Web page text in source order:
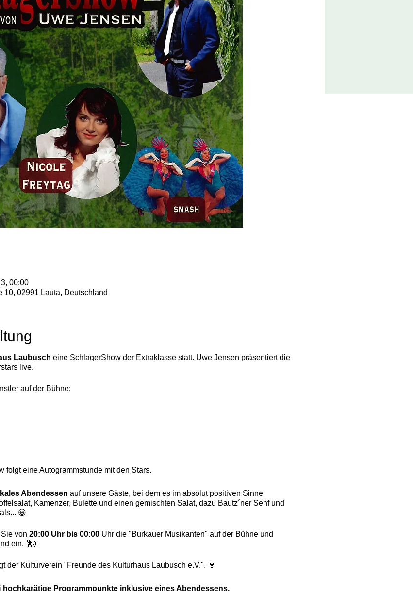
00:00
10, 02991 Lauta, Deutschland
Laubusch eine SchlagerShow der Extraklasse statt. Uwe Jensen präsentiert die
live.
auf der Bühne:
folgt eine Autogrammstunde mit den Stars.
Abendessen auf unsere Gäste, bei dem es im absolut positiven Sinne
Kamenzer, Bulette und einen gemischten Salat, dazu Bautz´ner Senf und
😀
von 20:00 Uhr bis 00:00Uhr die "Burkauer Musikanten" auf der Bühne und
ein. 🕺💃
der Kulturverein "Freunde des Kulturhaus Laubusch e.V.". 🍷
hochkarätige Programmpunkte inklusive eines Abendessens.